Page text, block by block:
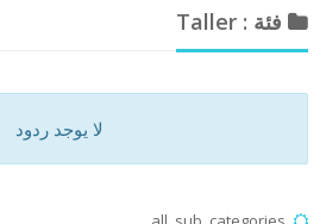
فئة : Taller
لا يوجد ردود